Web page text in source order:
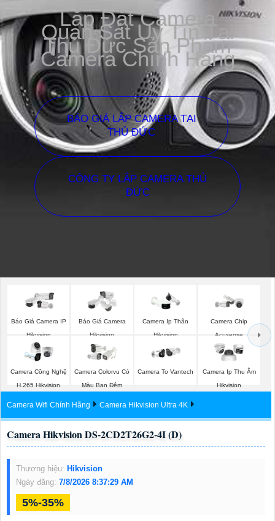
Lắp Đặt Camera
Quan Sát Uy Tín Tại
Thủ Đức Sản Phẩm
Camera Chính Hãng
BÁO GIÁ LẮP CAMERA TẠI
THỦ ĐỨC
CÔNG TY LẮP CAMERA THỦ
ĐỨC
Báo Giá Camera IP
Hikvision
Báo Giá Camera
Hikvision
Camera Ip Thân
Hikvision
Camera Chip
Acusense
Camera Công Nghệ
H.265 Hikvision
Camera Colorvu Có
Màu Ban Đêm
Camera To Vantech
Camera Ip Thu Âm
Hikvision
Camera Wifi Chính Hãng Camera Hikvision Ultra 4K
Camera Hikvision DS-2CD2T26G2-4I (D)
Thương hiệu: Hikvision
Ngày đăng: 7/8/2026 8:37:29 AM
5%-35%